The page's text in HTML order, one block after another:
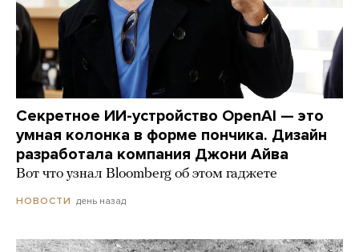
Секретное ИИ-устройство OpenAI — это
умная колонка в форме пончика. Дизайн
разработала компания Джони Айва
Вот что узнал Bloomberg об этом гаджете
НОВОСТИ день назад